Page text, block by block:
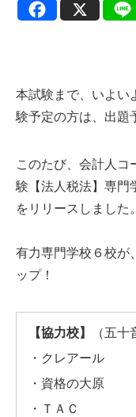
本試験まで、いよ
験予定の方は、出題
このたび、会計人コ
験【法人税法】専門
をリリースしました。
有力専門学校６校が
ップ！
【協力校】
（五十
・クレアール
・資格の大原
・ＴＡＣ